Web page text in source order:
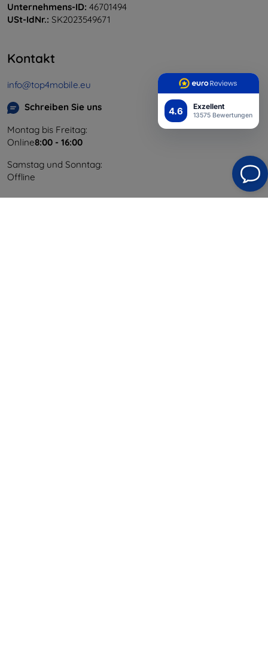
4.6 Exzellent
13575 Bewertungen
Unternehmens-ID: 46701494
USt-IdNr.: SK2023549671
Kontakt
info@top4mobile.eu
Schreiben Sie uns
Montag bis Freitag:
Online8:00 - 16:00
Samstag und Sonntag:
Offline